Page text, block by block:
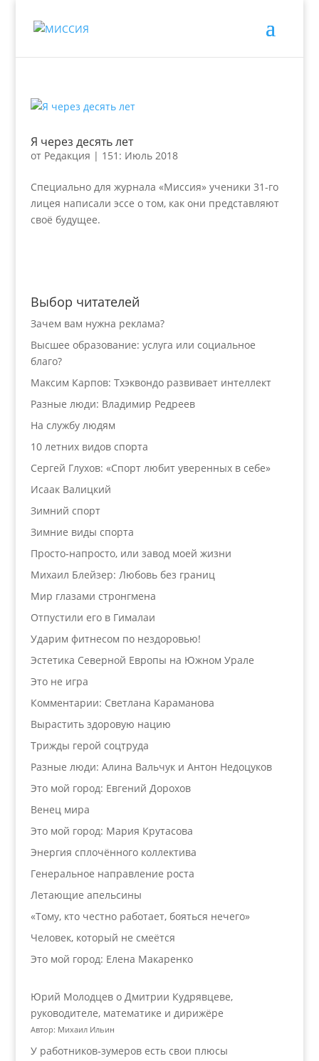
Я через десять лет
от Редакция | 151: Июль 2018
Специально для журнала «Миссия» ученики 31-го
лицея написали эссе о том, как они представляют
своё будущее.
Выбор читателей
Зачем вам нужна реклама?
Высшее образование: услуга или социальное
благо?
Максим Карпов: Тхэквондо развивает интеллект
Разные люди: Владимир Редреев
На службу людям
10 летних видов спорта
Сергей Глухов: «Спорт любит уверенных в себе»
Исаак Валицкий
Зимний спорт
Зимние виды спорта
Просто-напросто, или завод моей жизни
Михаил Блейзер: Любовь без границ
Мир глазами стронгмена
Отпустили его в Гималаи
Ударим фитнесом по нездоровью!
Эстетика Северной Европы на Южном Урале
Это не игра
Комментарии: Светлана Караманова
Вырастить здоровую нацию
Трижды герой соцтруда
Разные люди: Алина Вальчук и Антон Недоцуков
Это мой город: Евгений Дорохов
Венец мира
Это мой город: Мария Крутасова
Энергия сплочённого коллектива
Генеральное направление роста
Летающие апельсины
«Тому, кто честно работает, бояться нечего»
Человек, который не смеётся
Это мой город: Елена Макаренко
Юрий Молодцев о Дмитрии Кудрявцеве,
руководителе, математике и дирижёре
Автор: Михаил Ильин
У работников‑зумеров есть свои плюсы